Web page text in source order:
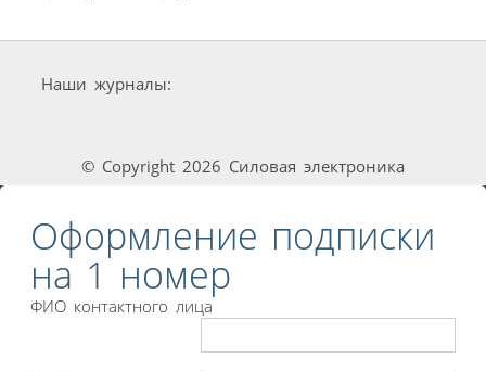
Наши журналы:
© Copyright 2026 Силовая электроника
Оформление подписки
на 1 номер
ФИО контактного лица